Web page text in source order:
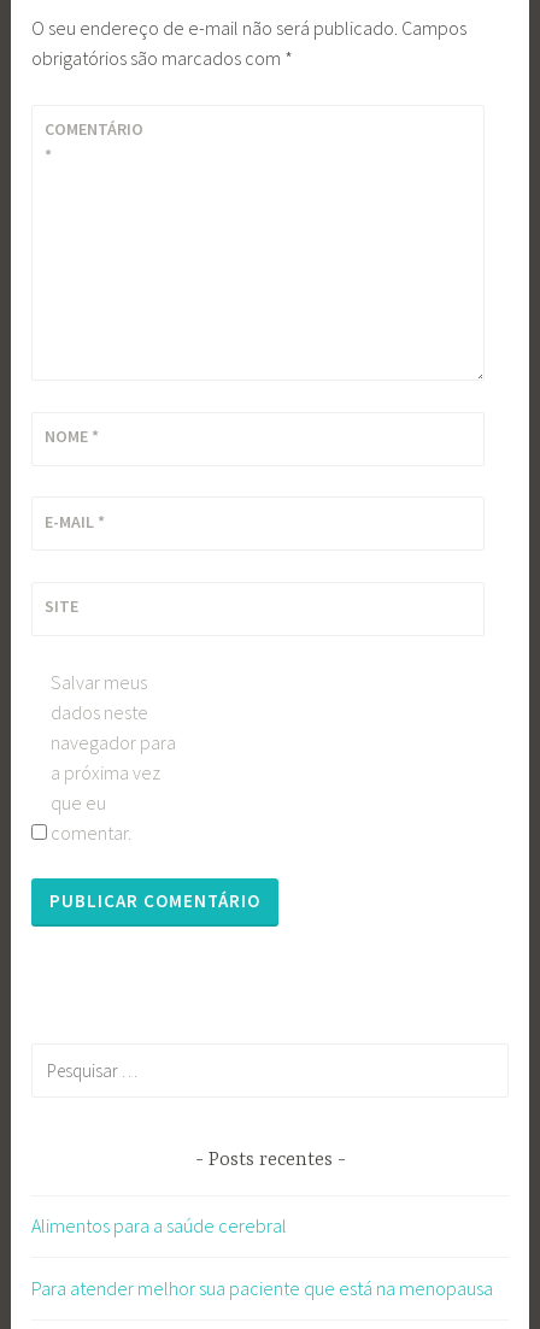
O seu endereço de e-mail não será publicado. Campos
obrigatórios são marcados com *
COMENTÁRIO
*
NOME *
E-MAIL *
SITE
Salvar meus
dados neste
navegador para
a próxima vez
que eu
comentar.
Posts recentes
Alimentos para a saúde cerebral
Para atender melhor sua paciente que está na menopausa